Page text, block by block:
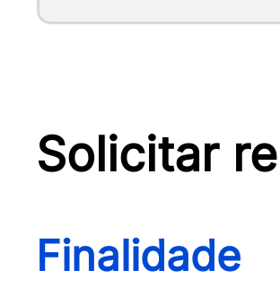
Solicitar
Finalidade